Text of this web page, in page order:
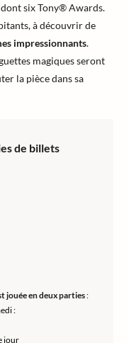
six Tony® Awards.
à découvrir de
impressionnants.
magiques seront
la pièce dans sa
de billets
jouée en deux parties:
:
jour